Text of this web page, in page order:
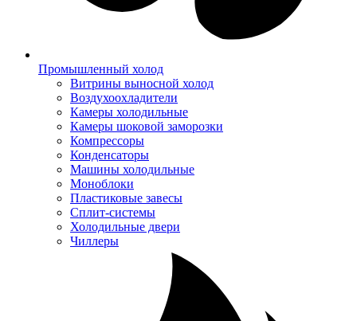
Промышленный холод
Витрины выносной холод
Воздухоохладители
Камеры холодильные
Камеры шоковой заморозки
Компрессоры
Конденсаторы
Машины холодильные
Моноблоки
Пластиковые завесы
Сплит-системы
Холодильные двери
Чиллеры